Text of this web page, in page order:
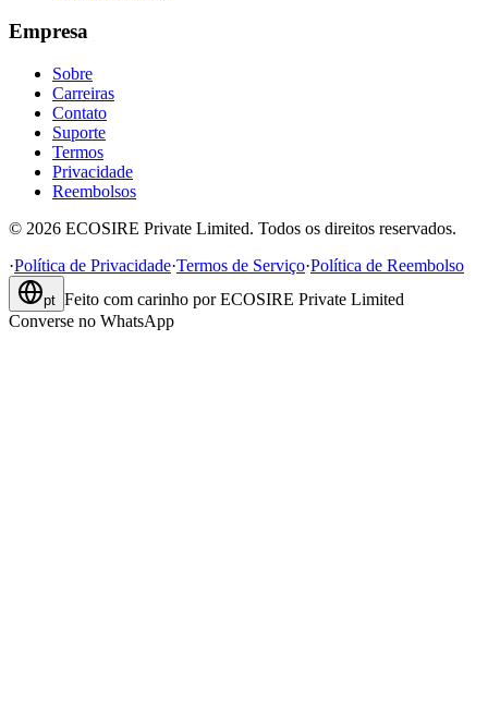
Empresa
Sobre
Carreiras
Contato
Suporte
Termos
Privacidade
Reembolsos
© 2026 ECOSIRE Private Limited. Todos os direitos reservados.
·Política de Privacidade·Termos de Serviço·Política de Reembolso
pt Feito com carinho por ECOSIRE Private Limited
Converse no WhatsApp